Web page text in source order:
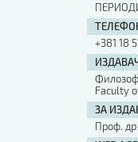
+381 18
Faculty
ЗА
Проф. др